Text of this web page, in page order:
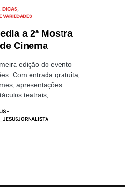
DICAS
VARIEDADES
a 2ª Mostra
Cinema
edição do evento
Com entrada gratuita,
apresentações
teatrais,…
-